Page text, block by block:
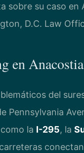
sobre su caso en
D.C. Law
en
del
Pennsylvania
la I-295, la